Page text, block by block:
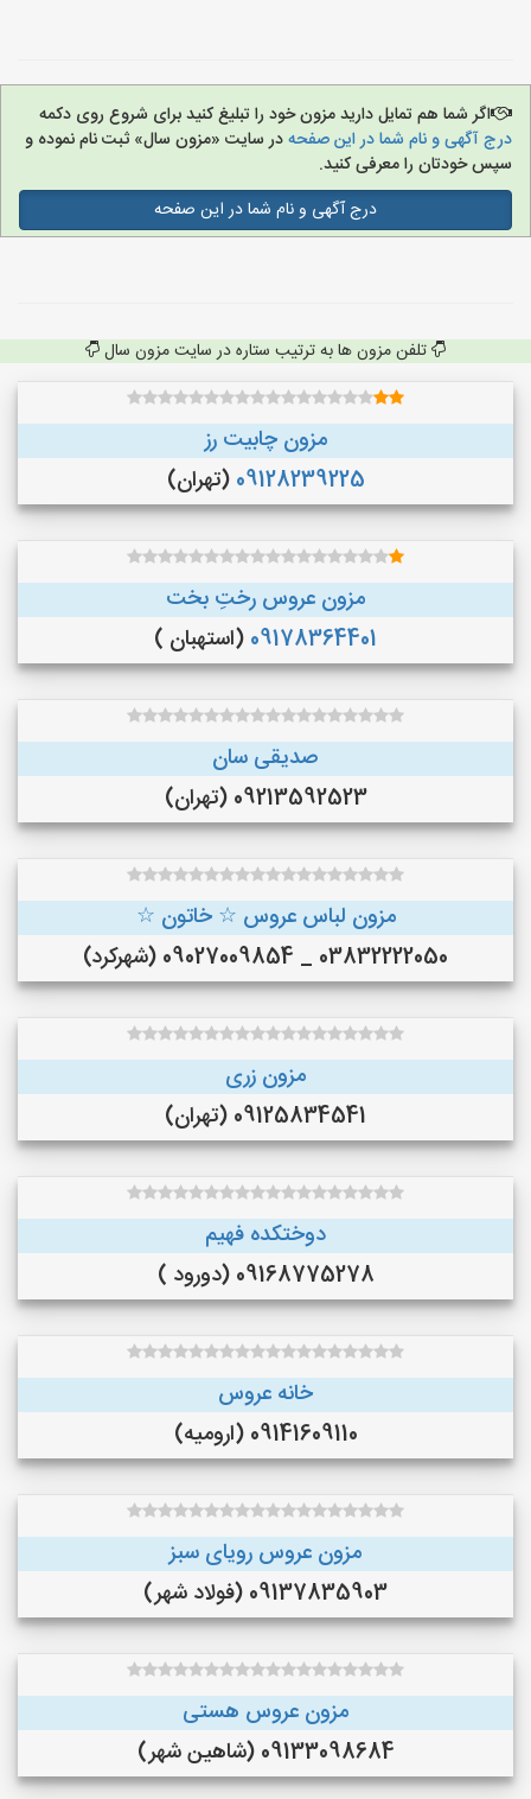
اگر شما هم تمایل دارید مزون خود را تبلیغ کنید برای شروع روی دکمه
درج آگهی و نام شما در این صفحهدر سایت «مزون سال» ثبت نام نموده و
سپس خودتان را معرفی کنید.
درج آگهی و نام شما در این صفحه
تلفن مزون ها به ترتیب ستاره در سایت مزون سال
مزون چابیت رز
09128239225 (تهران)
مزون عروس رختِ بخت
09178364401 (استهبان )
صدیقی سان
09213592523 (تهران)
مزون لباس عروس ☆ خاتون ☆
03832222050 _ 09027009854 (شهرکرد)
مزون زری
09125834541 (تهران)
دوختکده فهیم
09168775278 (دورود )
خانه عروس
09141609110 (ارومیه)
مزون عروس رویای سبز
09137835903 (فولاد شهر)
مزون عروس هستی
09133098684 (شاهین شهر)